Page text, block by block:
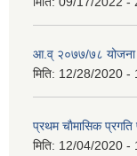
आ.व् २०७७/७८ योजना
मिति: 12/28/2020 -
प्रथम चाैमासिक
मिति: 12/04/2020 -